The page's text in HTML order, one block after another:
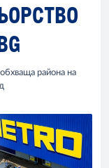
района на